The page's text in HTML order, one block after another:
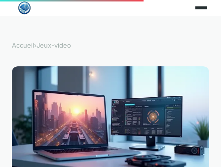
Accueil›Jeux-video